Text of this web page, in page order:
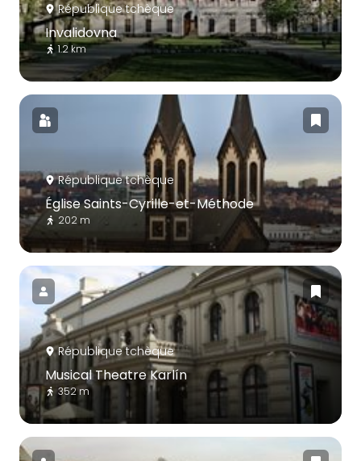
République tchèque
Invalidovna
1.2 km
République tchèque
Église Saints-Cyrille-et-Méthode
202 m
République tchèque
Musical Theatre Karlín
352 m